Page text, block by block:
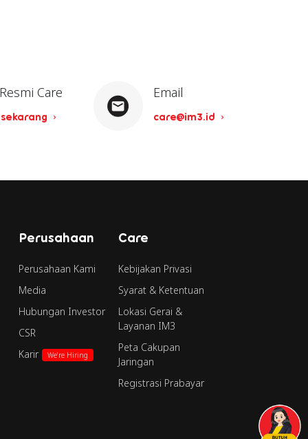
Care Email
care@im3.id
Perusahaan
Perusahaan Kami
Media
Hubungan Investor
CSR
Karir
We're Hiring
Care
Kebijakan Privasi
Syarat & Ketentuan
Lokasi Gerai &
Layanan IM3
Peta Cakupan
Jaringan
Registrasi Prabayar